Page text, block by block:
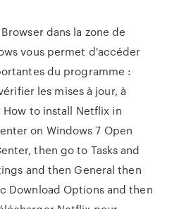
dans la zone de
vous permet d'accéder
du programme :
les mises à jour, à
to install Netflix in
on Windows 7 Open
then go to Tasks and
and then General then
Download Options and then